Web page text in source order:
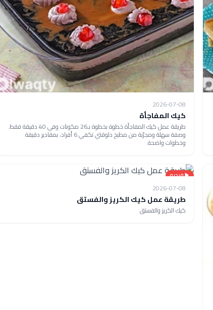
2026-07-08
كيك المفاجأة
طريقة عمل كيك المفاجأة خطوة بخطوة بـ26 مكونات وفي 40 دقيقة فقط.
وصفة سهلة ومجرّبة من مطبخ دلوقتي تكفي 6 أفراد، بمقادير دقيقة
وخطوات واضحة.
فيديو
2026-07-08
طريقة عمل كيك الكريز والفستق
كيك الكريز والفستق